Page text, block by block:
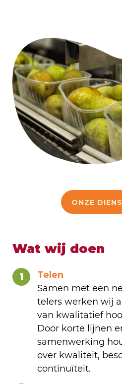
ONZE
Wat wij doen
1
Telen
Samen met een
telers werken wij
van kwalitatief
Door korte lijnen
samenwerking
over kwaliteit,
continuïteit.